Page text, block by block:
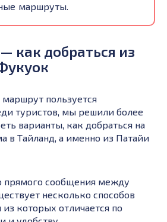
маршруты.
как добраться из
пользуется
туристов, мы решили более
варианты, как добраться на
в Тайланд, а именно из Патайи
прямого сообщения между
несколько способов
которых отличается по